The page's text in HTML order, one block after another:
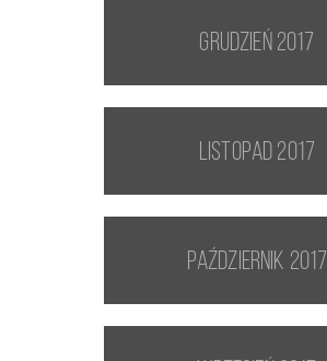
grudzień 2017
listopad 2017
październik 2017